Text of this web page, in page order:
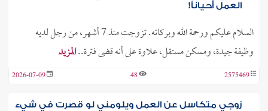
العمل أحياناً!
السلام عليكم ورحمة الله وبركاته. تزوجت منذ 7 أشهر، من رجل لديه
وظيفة جيدة، ومسكن مستقل، علاوة على أنه قضى فترة..المزيد
2575469
48
2026-07-09
زوجي متكاسل عن العمل ويلومني لو قصرت في شيء